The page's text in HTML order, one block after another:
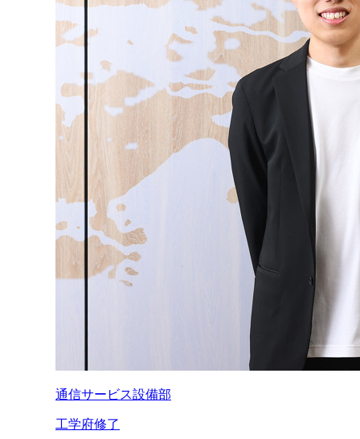
通信サービス設備部
工学府修了